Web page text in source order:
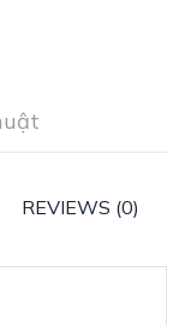
REVIEWS (0)